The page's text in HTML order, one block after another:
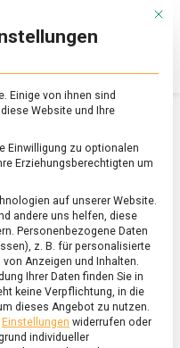
Online-
Magazin
zu
&
Ernährung
Mit
Einige von ihnen sind
Website und Ihre
Einwilligung zu optionalen
Erziehungsberechtigten um
auf unserer Website.
andere uns helfen, diese
Personenbezogene Daten
z. B. für personalisierte
Anzeigen und Inhalten.
Ihrer Daten finden Sie in
keine Verpflichtung, in die
dieses Angebot zu nutzen.
Einstellungen widerrufen oder
individueller